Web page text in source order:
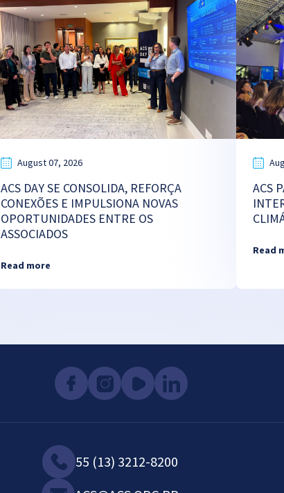
August 07, 2026
ACS DAY SE CONSOLIDA, REFORÇA
CONEXÕES E IMPULSIONA NOVAS
OPORTUNIDADES ENTRE OS
ASSOCIADOS
Read more
ACS
Read
55 (13) 3212-8200